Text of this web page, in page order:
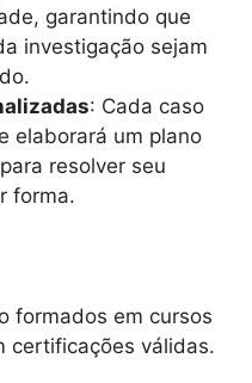
garantindo que
investigação sejam
: Cada caso
elaborará um plano
resolver seu
forma.
formados em cursos
certificações válidas.